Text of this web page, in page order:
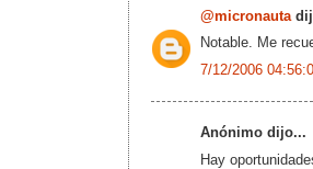
@micronauta
Notable. Me
7/12/2006
Anónimo dijo...
Hay